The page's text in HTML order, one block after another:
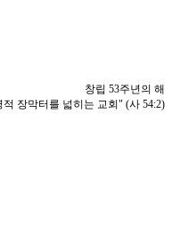
창립 53주년의 해
적 장막터를 넓히는 교회" (사 54:2)